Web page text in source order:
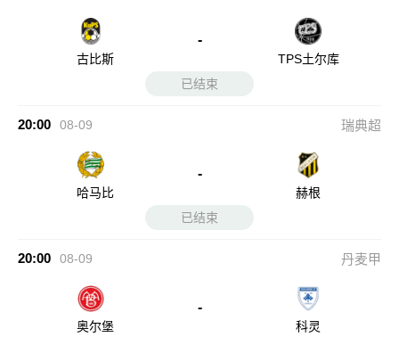
古比斯
-
TPS土尔库
已结束
20:00 08-09 瑞典超
哈马比
-
赫根
已结束
20:00 08-09 丹麦甲
奥尔堡
-
科灵